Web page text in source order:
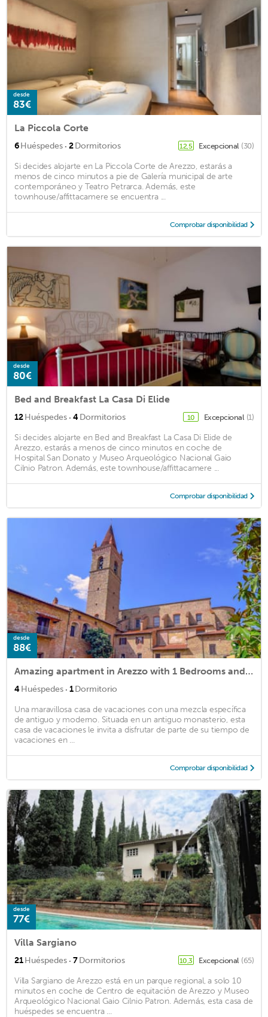
desde
83€
La Piccola Corte
6Huéspedes · 2Dormitorios 12,5 Excepcional (30)
Si decides alojarte en La Piccola Corte de Arezzo, estarás a
menos de cinco minutos a pie de Galería municipal de arte
contemporáneo y Teatro Petrarca. Además, este
townhouse/affittacamere se encuentra ...
Comprobar disponibilidad
desde
80€
Bed and Breakfast La Casa Di Elide
12Huéspedes · 4Dormitorios 10 Excepcional (1)
Si decides alojarte en Bed and Breakfast La Casa Di Elide de
Arezzo, estarás a menos de cinco minutos en coche de
Hospital San Donato y Museo Arqueológico Nacional Gaio
Cilnio Patron. Además, este townhouse/affittacamere ...
Comprobar disponibilidad
desde
88€
Amazing apartment in Arezzo with 1 Bedrooms and WiFi
4Huéspedes · 1Dormitorio
Una maravillosa casa de vacaciones con una mezcla específica
de antiguo y moderno. Situada en un antiguo monasterio, esta
casa de vacaciones le invita a disfrutar de parte de su tiempo de
vacaciones en ...
Comprobar disponibilidad
desde
77€
Villa Sargiano
21Huéspedes · 7Dormitorios 10,3 Excepcional (65)
Villa Sargiano de Arezzo está en un parque regional, a solo 10
minutos en coche de Centro de equitación de Arezzo y Museo
Arqueológico Nacional Gaio Cilnio Patron. Además, esta casa de
huéspedes se encuentra ...